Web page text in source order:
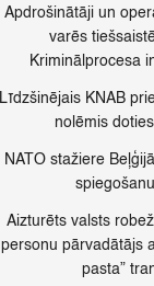
Apdrošinātāji un
varēs
Kriminālprocesa
Līdzšinējais KNAB
nolēmis
NATO stažiere
Aizturēts valsts
personu pārvadātājs
pasta”